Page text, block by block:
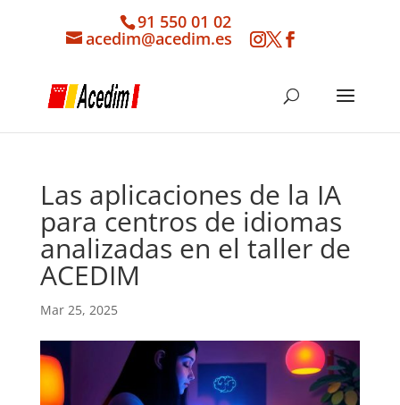
91 550 01 02
acedim@acedim.es
Las aplicaciones de la IA
para centros de idiomas
analizadas en el taller de
ACEDIM
Mar 25, 2025